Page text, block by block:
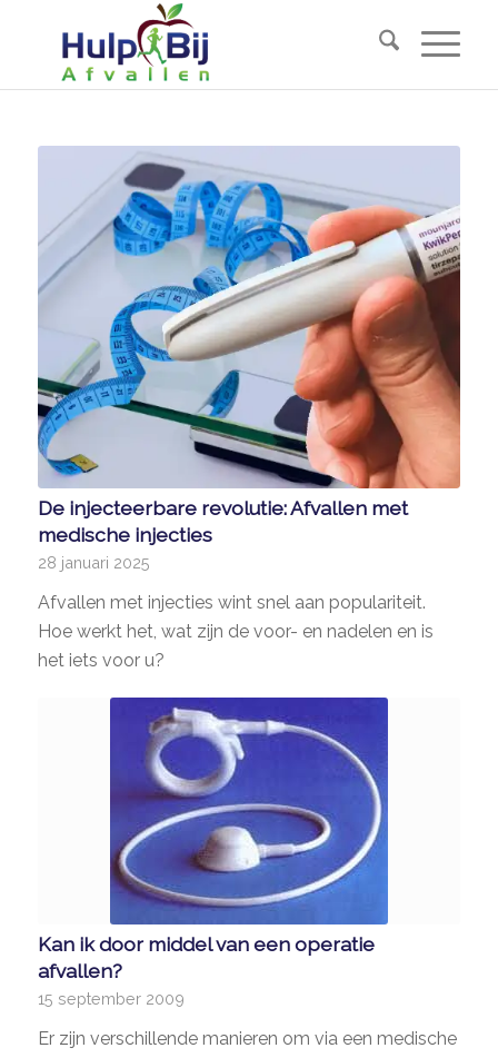
De injecteerbare revolutie: Afvallen met
medische injecties
28 januari 2025
Afvallen met injecties wint snel aan populariteit.
Hoe werkt het, wat zijn de voor- en nadelen en is
het iets voor u?
Kan ik door middel van een operatie
afvallen?
15 september 2009
Er zijn verschillende manieren om via een medische